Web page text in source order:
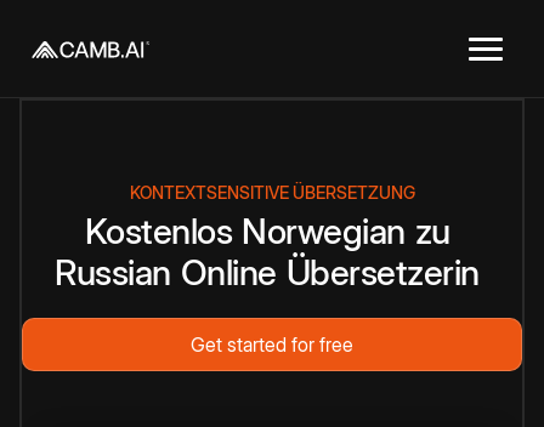
KONTEXTSENSITIVE ÜBERSETZUNG
Kostenlos Norwegian zu
Russian Online Übersetzerin
Get started for free